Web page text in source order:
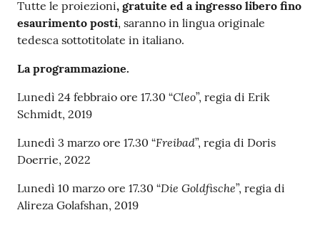
c
i
n
i
n
e
A
P
R
Tutte le proiezioni, gratuite ed a ingresso libero fino
esaurimento posti, saranno in lingua originale
tedesca sottotitolate in italiano.
La programmazione.
Lunedì 24 febbraio ore 17.30 “Cleo”, regia di Erik
Schmidt, 2019
Lunedì 3 marzo ore 17.30 “Freibad”, regia di Doris
Doerrie, 2022
Lunedì 10 marzo ore 17.30 “Die Goldfische”, regia di
Alireza Golafshan, 2019